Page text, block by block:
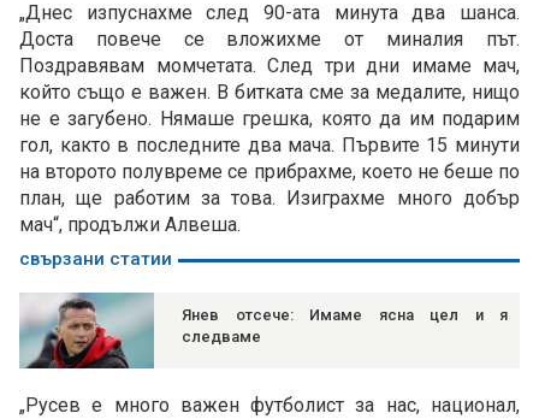
„Днес изпуснахме след 90-ата минута два шанса.
Доста повече се вложихме от миналия път.
Поздравявам момчетата. След три дни имаме мач,
който също е важен. В битката сме за медалите, нищо
не е загубено. Нямаше грешка, която да им подарим
гол, както в последните два мача. Първите 15 минути
на второто полувреме се прибрахме, което не беше по
план, ще работим за това. Изиграхме много добър
мач“, продължи Алвеша.
свързани статии
Янев отсече: Имаме ясна цел и я
следваме
„Русев е много важен футболист за нас, национал,